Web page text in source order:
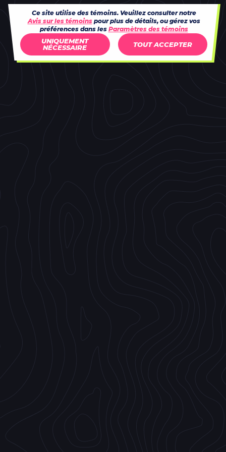
Ce site utilise des témoins. Veuillez consulter notre
Avis sur les témoinspour plus de détails, ou gérez vos
préférences dans les Paramètres des témoins
UNIQUEMENT
NÉCESSAIRE
TOUT ACCEPTER